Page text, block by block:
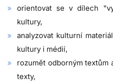
orientovat se v dílech
kultury,
analyzovat kulturní
kultury i médií,
rozumět odborným textům
texty,